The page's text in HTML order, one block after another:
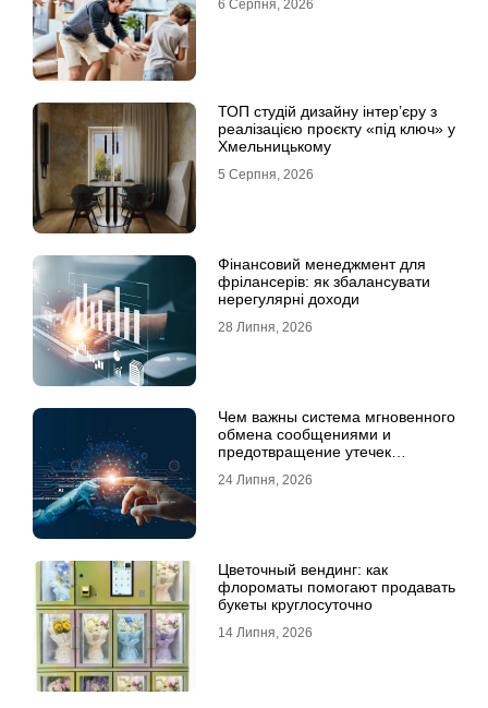
6 Серпня, 2026
ТОП студій дизайну інтер’єру з
реалізацією проєкту «під ключ» у
Хмельницькому
5 Серпня, 2026
Фінансовий менеджмент для
фрілансерів: як збалансувати
нерегулярні доходи
28 Липня, 2026
Чем важны система мгновенного
обмена сообщениями и
предотвращение утечек
24 Липня, 2026
Цветочный вендинг: как
флороматы помогают продавать
букеты круглосуточно
14 Липня, 2026